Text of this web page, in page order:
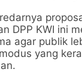
DPP KWI ini
agar publik
yang